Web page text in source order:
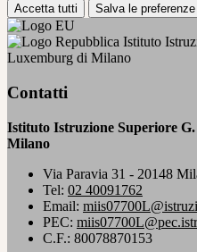
Accetta tutti Salva le preferenze
Istituto
Luxemburg di Milano
Contatti
Istituto Istruzione Superiore
Milano
Via Paravia 31 - 20148
Tel: 02 40091762
Email:
PEC:
C.F.: 80078870153